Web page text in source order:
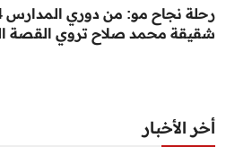
شقيقة محمد صلاح تروي القصة
أخر الأخبار